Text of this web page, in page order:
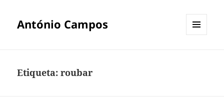
António Campos
Etiqueta:roubar